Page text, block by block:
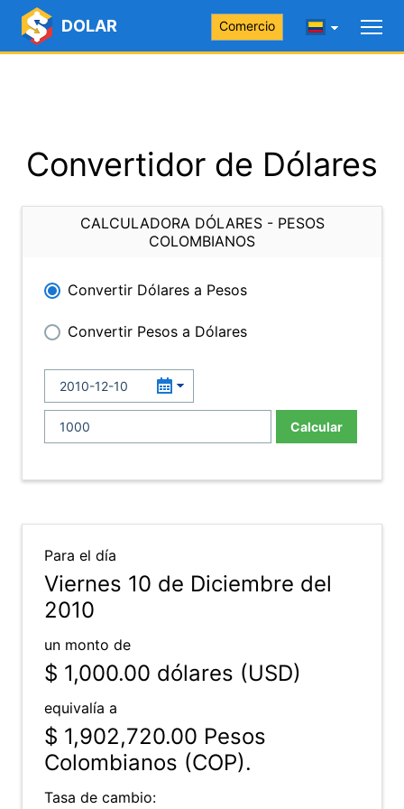
DOLAR Comercio
Convertidor de Dólares
CALCULADORA DÓLARES - PESOS
COLOMBIANOS
Convertir Dólares a Pesos
Convertir Pesos a Dólares
Calcular
Para el día
Viernes 10 de Diciembre del
2010
un monto de
$ 1,000.00 dólares (USD)
equivalía a
$ 1,902,720.00 Pesos
Colombianos (COP).
Tasa de cambio: